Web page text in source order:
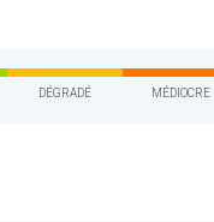
DÉGRADÉ MÉDIOCRE